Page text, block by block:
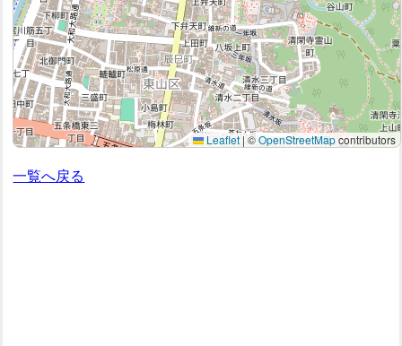
Leaflet |©OpenStreetMapcontributors
一覧へ戻る